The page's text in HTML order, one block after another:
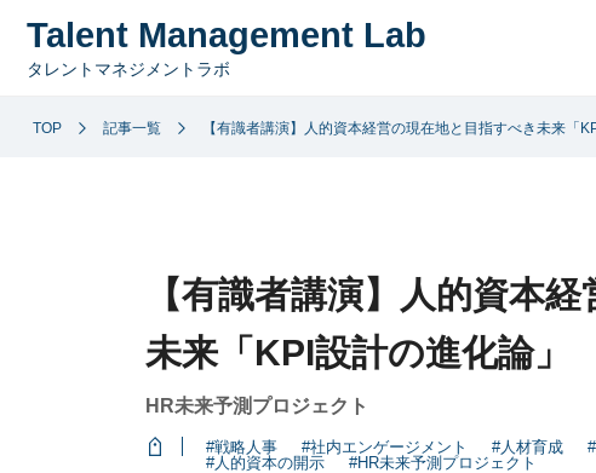
Talent Management Lab
タレントマネジメントラボ
TOP 記事一覧 【有識者講演】人的資本経営の現在地と目指すべき未来「
【有識者講演】人的資本
未来「KPI設計の進化論」
HR未来予測プロジェクト
#戦略人事 #社内エンゲージメント #人材育成
#人的資本の開示
#HR未来予測プロジェクト